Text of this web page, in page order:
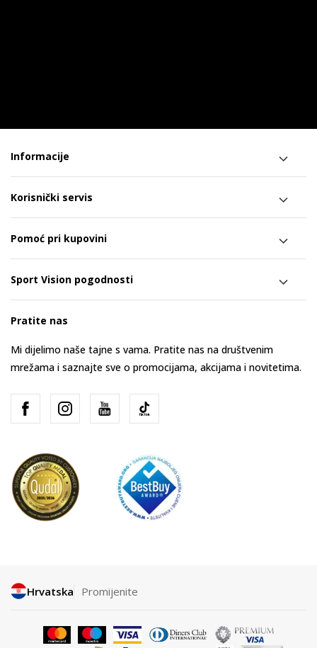
Informacije
Korisnički servis
Pomoć pri kupovini
Sport Vision pogodnosti
Pratite nas
Mi dijelimo naše tajne s vama. Pratite nas na društvenim
mrežama i saznajte sve o promocijama, akcijama i novitetima.
Hrvatska Promijenite